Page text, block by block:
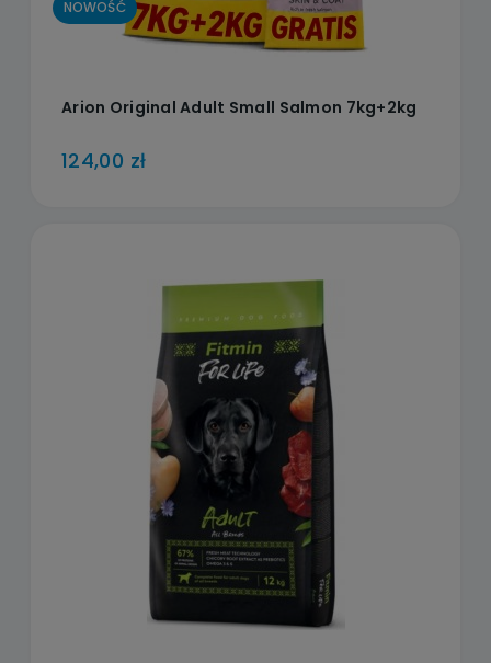
Arion Original Adult Small Salmon 7kg+2kg
124,00 zł
NOWOŚĆ